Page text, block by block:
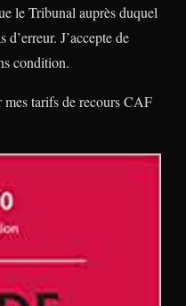
le Tribunal auprès duquel
J’accepte de
condition.
tarifs de recours CAF